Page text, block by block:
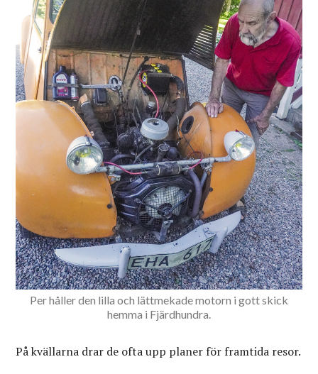
Per håller den lilla och lättmekade motorn i gott skick
hemma i Fjärdhundra.
På kvällarna drar de ofta upp planer för framtida resor.